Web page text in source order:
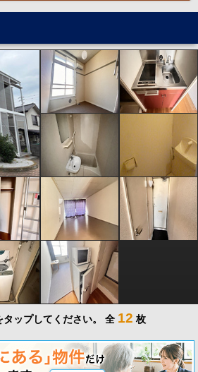
ップしてください。 全 12 枚